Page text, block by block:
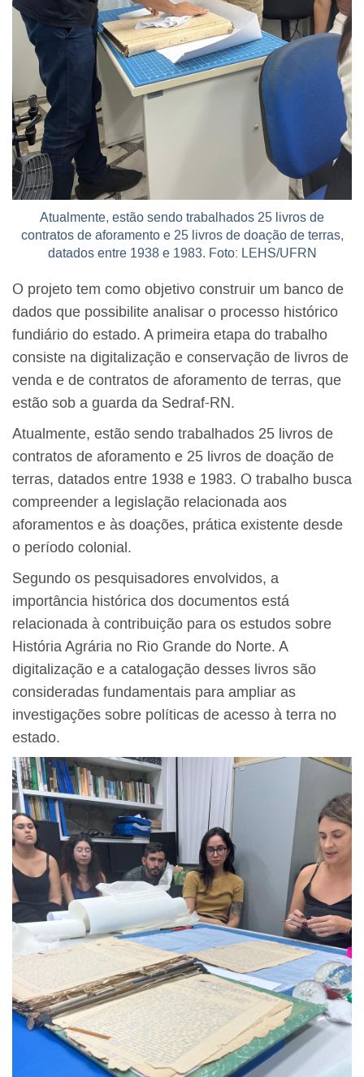
Atualmente, estão sendo trabalhados 25 livros de
contratos de aforamento e 25 livros de doação de terras,
datados entre 1938 e 1983. Foto: LEHS/UFRN
O projeto tem como objetivo construir um banco de
dados que possibilite analisar o processo histórico
fundiário do estado. A primeira etapa do trabalho
consiste na digitalização e conservação de livros de
venda e de contratos de aforamento de terras, que
estão sob a guarda da Sedraf-RN.
Atualmente, estão sendo trabalhados 25 livros de
contratos de aforamento e 25 livros de doação de
terras, datados entre 1938 e 1983. O trabalho busca
compreender a legislação relacionada aos
aforamentos e às doações, prática existente desde
o período colonial.
Segundo os pesquisadores envolvidos, a
importância histórica dos documentos está
relacionada à contribuição para os estudos sobre
História Agrária no Rio Grande do Norte. A
digitalização e a catalogação desses livros são
consideradas fundamentais para ampliar as
investigações sobre políticas de acesso à terra no
estado.